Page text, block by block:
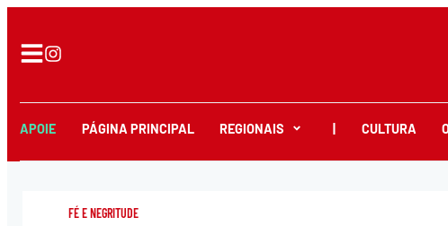
APOIE PÁGINA PRINCIPAL REGIONAIS CULTURA
FÉ E NEGRITUDE